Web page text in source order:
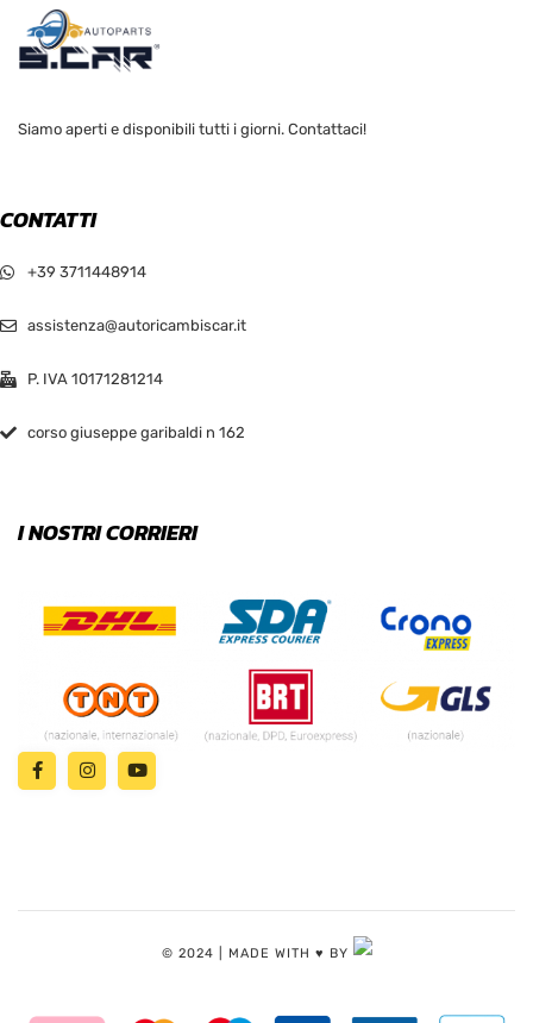
Siamo aperti e disponibili tutti i giorni. Contattaci!
CONTATTI
+39 3711448914
assistenza@autoricambiscar.it
P. IVA 10171281214
corso giuseppe garibaldi n 162
I NOSTRI CORRIERI
© 2024 | MADE WITH ♥️ BY